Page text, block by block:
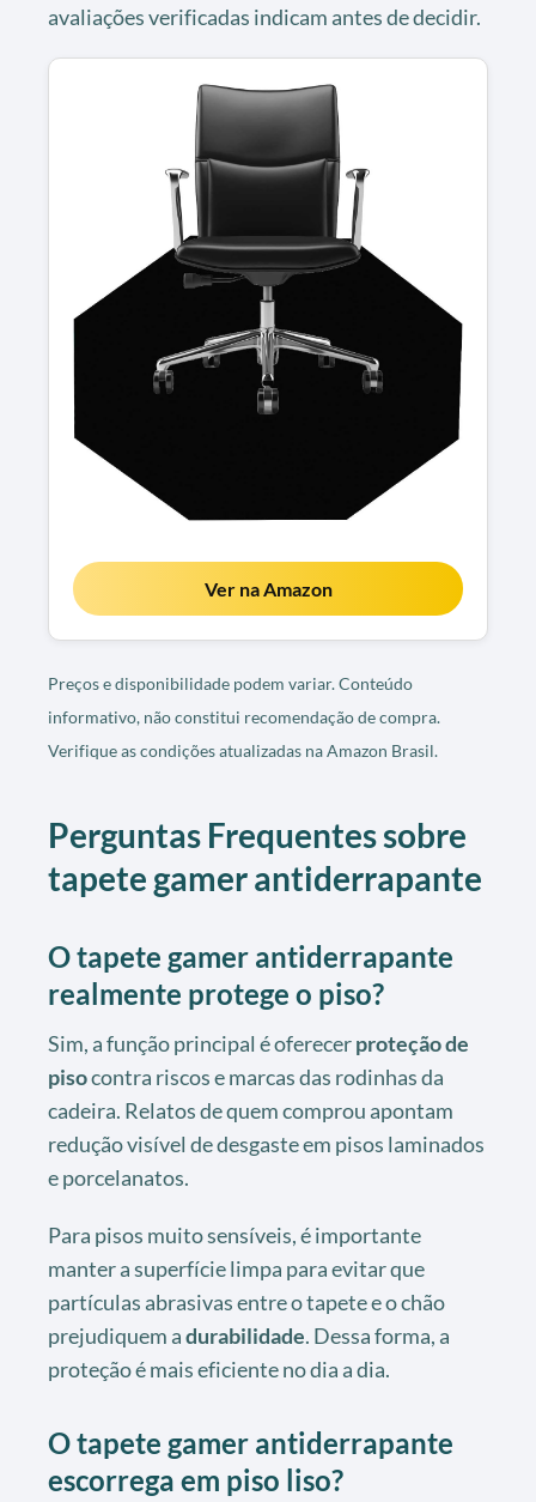
avaliações verificadas indicam antes de decidir.
Ver na Amazon
Preços e disponibilidade podem variar. Conteúdo
informativo, não constitui recomendação de compra.
Verifique as condições atualizadas na Amazon Brasil.
Perguntas Frequentes sobre
tapete gamer antiderrapante
O tapete gamer antiderrapante
realmente protege o piso?
Sim, a função principal é oferecerproteção de
pisocontra riscos e marcas das rodinhas da
cadeira. Relatos de quem comprou apontam
redução visível de desgaste em pisos laminados
e porcelanatos.
Para pisos muito sensíveis, é importante
manter a superfície limpa para evitar que
partículas abrasivas entre o tapete e o chão
prejudiquem adurabilidade. Dessa forma, a
proteção é mais eficiente no dia a dia.
O tapete gamer antiderrapante
escorrega em piso liso?